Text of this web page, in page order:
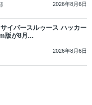
2026年8月6日
イバースルゥース ハッカー
版が8月...
2026年8月6日